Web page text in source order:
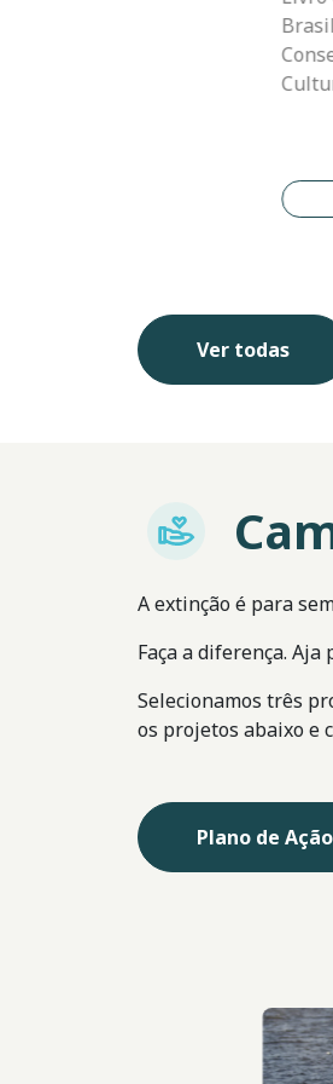
Um
Ver todas
Imagem
A extinção é para
Faça a diferença.
Selecionamos três
os projetos abaixo e
Plano de Ação
Imagem